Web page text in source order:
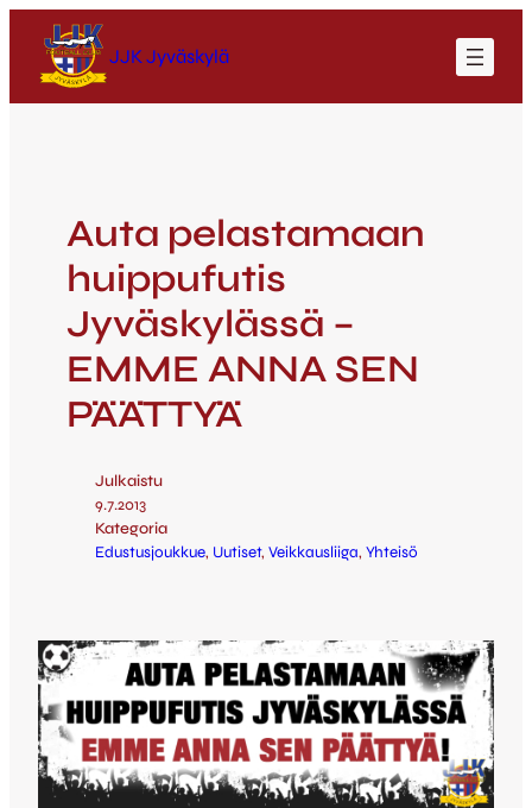
JJK Jyväskylä
Auta pelastamaan
huippufutis
Jyväskylässä –
EMME ANNA SEN
PÄÄTTYÄ
Julkaistu
9.7.2013
Kategoria
Edustusjoukkue, Uutiset, Veikkausliiga, Yhteisö